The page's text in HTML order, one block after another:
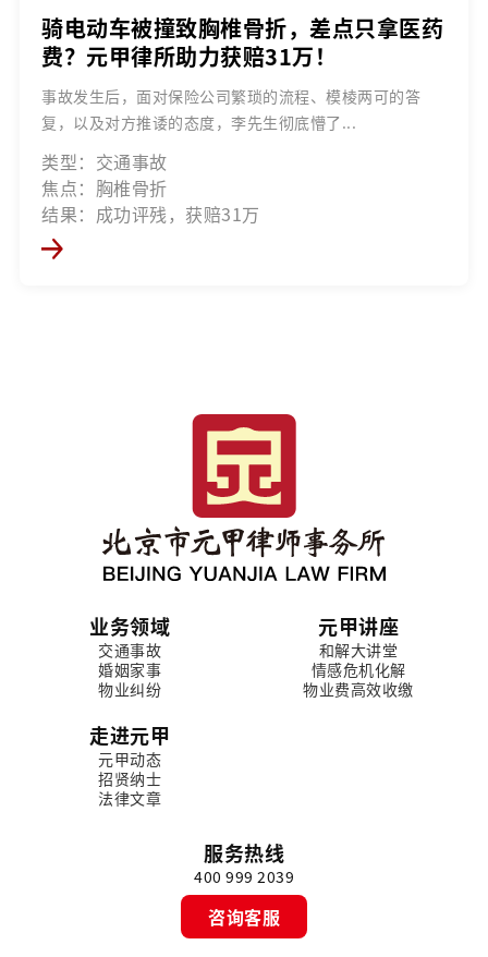
骑电动车被撞致胸椎骨折，差点只拿医药
费？元甲律所助力获赔31万！
事故发生后，面对保险公司繁琐的流程、模棱两可的答
复，以及对方推诿的态度，李先生彻底懵了...
类型：交通事故
焦点：胸椎骨折
结果：成功评残，获赔31万
业务领域
交通事故
婚姻家事
物业纠纷
元甲讲座
和解大讲堂
情感危机化解
物业费高效收缴
走进元甲
元甲动态
招贤纳士
法律文章
服务热线
400 999 2039
咨询客服